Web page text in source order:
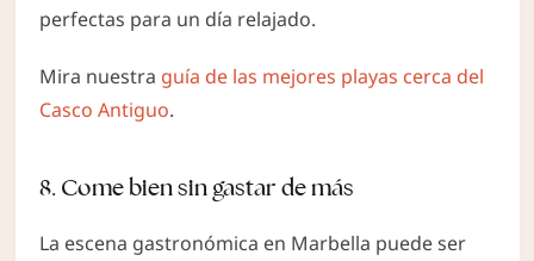
perfectas para un día relajado.
Mira nuestra guía de las mejores playas cerca del
Casco Antiguo.
8. Come bien sin gastar de más
La escena gastronómica en Marbella puede ser